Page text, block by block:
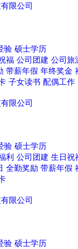
限公司
验 硕士学历
福 公司团建 公司旅
带薪年假 年终奖金
子女读书 配偶工作
限公司
验 硕士学历
利 公司团建 生日祝
全勤奖励 带薪年假
限公司
验 硕士学历